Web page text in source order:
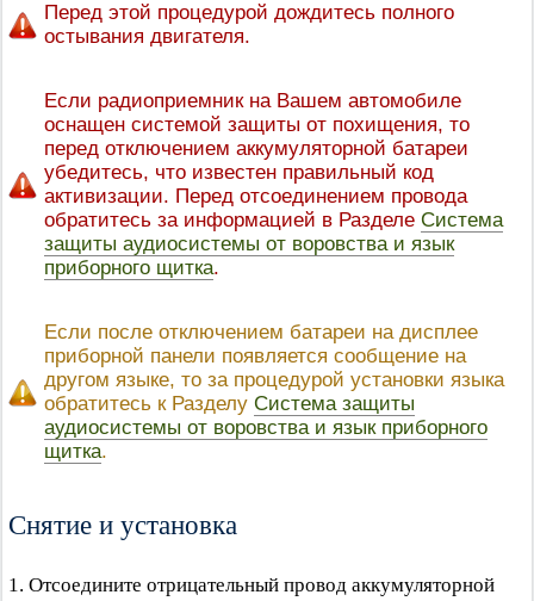
Перед этой процедурой дождитесь полного
остывания двигателя.
Если радиоприемник на Вашем автомобиле
оснащен системой защиты от похищения, то
перед отключением аккумуляторной батареи
убедитесь, что известен правильный код
активизации. Перед отсоединением провода
обратитесь за информацией в Разделе Система
защиты аудиосистемы от воровства и язык
приборного щитка.
Если после отключением батареи на дисплее
приборной панели появляется сообщение на
другом языке, то за процедурой установки языка
обратитесь к Разделу Система защиты
аудиосистемы от воровства и язык приборного
щитка.
Снятие и установка
1. Отсоедините отрицательный провод аккумуляторной